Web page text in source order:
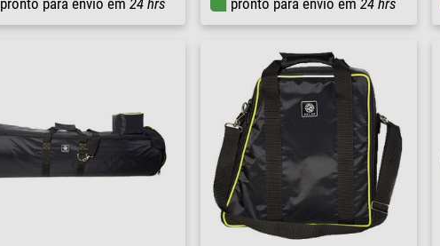
pronto para envio em 24 hrs pronto para envio em 24 hrs